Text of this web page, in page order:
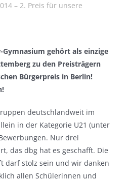
– 2. Preis für unsere
gehört als einzige
zu den Preisträgern
Bürgerpreis in Berlin!
deutschlandweit im
in der Kategorie U21 (unter
Nur drei
das dbg hat es geschafft. Die
darf stolz sein und wir danken
allen Schülerinnen und